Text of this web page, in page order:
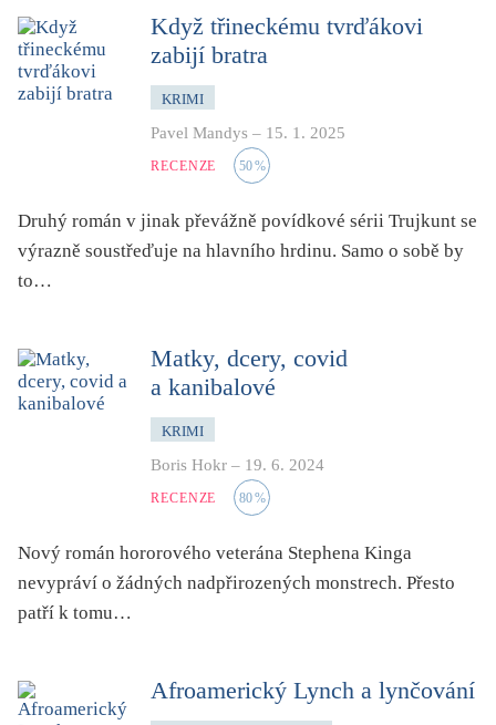
zahraniční kniha o ČR
zvíře
Když třineckému tvrďákovi
zabijí bratra
KRIMI
Pavel Mandys – 15. 1. 2025
RECENZE 50%
Druhý román v jinak převážně povídkové sérii Trujkunt se
výrazně soustřeďuje na hlavního hrdinu. Samo o sobě by
to…
Matky, dcery, covid
a kanibalové
KRIMI
Boris Hokr – 19. 6. 2024
RECENZE 80%
Nový román hororového veterána Stephena Kinga
nevypráví o žádných nadpřirozených monstrech. Přesto
patří k tomu…
Afroamerický Lynch a lynčování